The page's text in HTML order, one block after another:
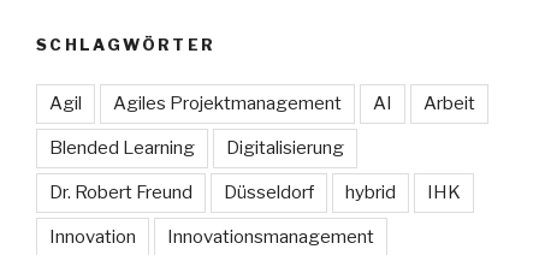
SCHLAGWÖRTER
Agil Agiles Projektmanagement AI Arbeit
Blended Learning Digitalisierung
Dr. Robert Freund Düsseldorf hybrid IHK
Innovation Innovationsmanagement